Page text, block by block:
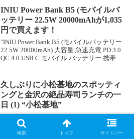
る機種ではなかったので、今回は"ブルー
エア 空気清浄...
INIU Power Bank B5 (モバイルバ
ッテリー 22.5W 20000mAhが1,035
円で買えます！
"INIU Power Bank B5 (モバイルバッテリー
22.5W 20000mAh) 大容量 急速充電 PD 3.0
QC 4.0 USB C モバイル バッテリー 携帯充
久しぶりに小松基地のスポッティ
ングと金沢の絶品寿司ランチの一
日 (1) “小松基地”
金沢の絶品寿司ランチの一日を楽しみま
した。 この日は、F-35Aを
検索 トップ サイドバー